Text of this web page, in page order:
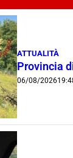
ATTUALITÀ
Provincia
06/08/2026